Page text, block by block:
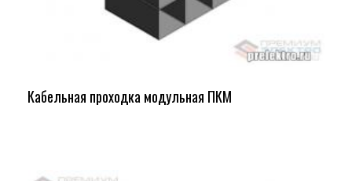
Кабельная проходка модульная ПКМ